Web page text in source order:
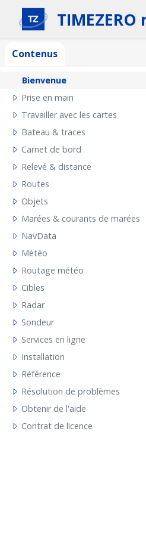
Contenus
Bienvenue
Prise en main
Travailler avec les cartes
Bateau & traces
Carnet de bord
Relevé & distance
Routes
Objets
Marées & courants de marées
NavData
Météo
Routage météo
Cibles
Radar
Sondeur
Services en ligne
Installation
Référence
Résolution de problèmes
Obtenir de l'aide
Contrat de licence